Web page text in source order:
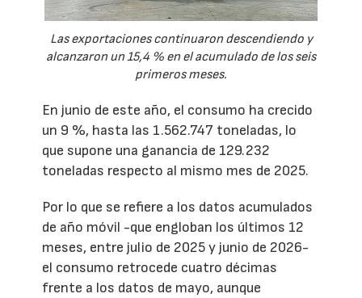
Las exportaciones continuaron descendiendo y
alcanzaron un 15,4 % en el acumulado de los seis
primeros meses.
En junio de este año, el consumo ha crecido
un 9 %, hasta las 1.562.747 toneladas, lo
que supone una ganancia de 129.232
toneladas respecto al mismo mes de 2025.
Por lo que se refiere a los datos acumulados
de año móvil -que engloban los últimos 12
meses, entre julio de 2025 y junio de 2026-
el consumo retrocede cuatro décimas
frente a los datos de mayo, aunque